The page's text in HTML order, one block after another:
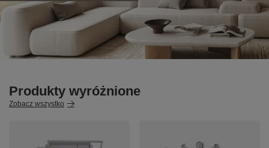
Produkty wyróżnione
Zobacz wszystko